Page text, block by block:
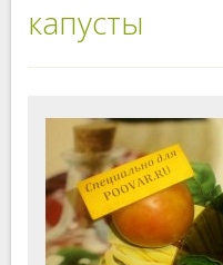
капусты